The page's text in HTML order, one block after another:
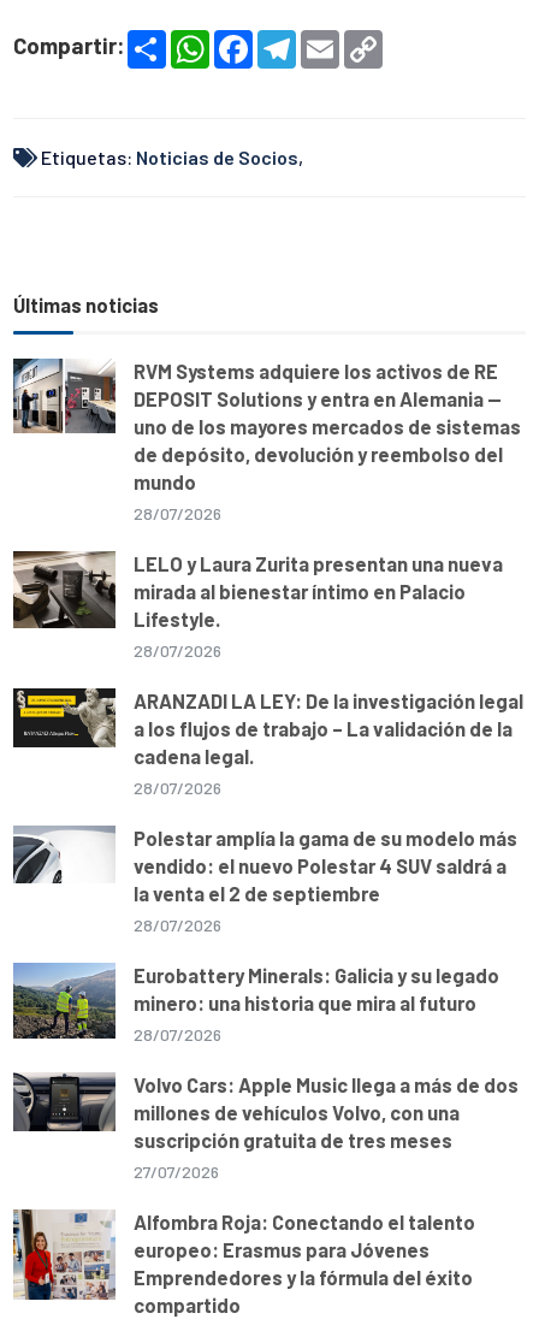
Compartir:
S
h
W
h
p
F
o
T
e
a
m
E
m
Etiquetas: Noticias de Socios,
Últimas noticias
RVM Systems adquiere los activos de RE
DEPOSIT Solutions y entra en Alemania —
uno de los mayores mercados de sistemas
de depósito, devolución y reembolso del
mundo
28/07/2026
LELO y Laura Zurita presentan una nueva
mirada al bienestar íntimo en Palacio
Lifestyle.
28/07/2026
ARANZADI LA LEY: De la investigación legal
a los flujos de trabajo – La validación de la
cadena legal.
28/07/2026
Polestar amplía la gama de su modelo más
vendido: el nuevo Polestar 4 SUV saldrá a
la venta el 2 de septiembre
28/07/2026
Eurobattery Minerals: Galicia y su legado
minero: una historia que mira al futuro
28/07/2026
Volvo Cars: Apple Music llega a más de dos
millones de vehículos Volvo, con una
suscripción gratuita de tres meses
27/07/2026
Alfombra Roja: Conectando el talento
europeo: Erasmus para Jóvenes
Emprendedores y la fórmula del éxito
compartido